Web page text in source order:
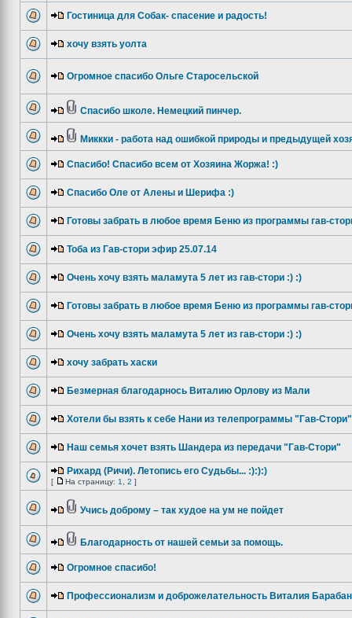
Гостиница для Собак- спасение и радость!
хочу взять уолта
Огромное спасибо Ольге Старосельской
Спасибо школе. Немецкий пинчер.
Миккки - работа над ошибкой природы и предыдущей
Спасибо! Спасибо всем от Хозяина Жоржа! :)
Спасибо Оле от Алены и Шерифа :)
Готовы забрать в любое время Беню из программы гав-
Тоба из Гав-стори эфир 25.07.14
Очень хочу взять маламута 5 лет из гав-стори :) :)
Готовы забрать в любое время Беню из программы гав-
Очень хочу взять маламута 5 лет из гав-стори :) :)
хочу забрать хаски
Безмерная благодарнось Виталию Орлову из Мали
Хотели бы взять к себе Нани из телепрограммы "Гав-
Наш семья хочет взять Шандера из передачи "Гав-Стори"
Рихард (Ричи). Летопись его Судьбы... :):):)
[ На страницу: 1 2 ]
Учись доброму – так худое на ум не пойдет
Благодарность от нашей семьи за помощь.
Огромное спасибо!
Профессионализм и доброжелательность Виталия